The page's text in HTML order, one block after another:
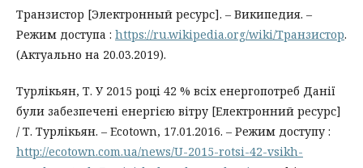
Транзистор [Электронный ресурс]. – Википедия. –
Режим доступа : https://ru.wikipedia.org/wiki/Транзистор.
(Актуально на 20.03.2019).
Турлікьян, Т. У 2015 році 42 % всіх енергопотреб Данії
були забезпечені енергією вітру [Електронний ресурс]
/ Т. Турлікьян. – Ecotown, 17.01.2016. – Режим доступу :
http://ecotown.com.ua/news/U-2015-rotsi-42-vsikh-